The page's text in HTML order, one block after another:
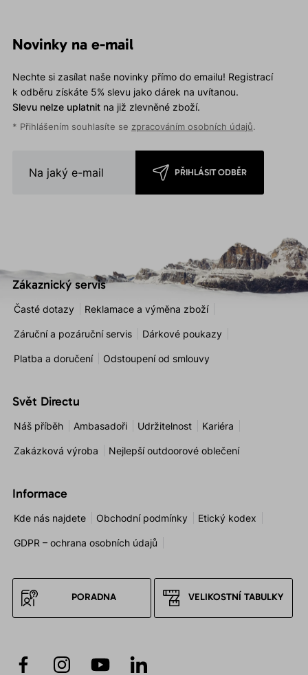
Novinky na e-mail
Nechte si zasílat naše novinky přímo do emailu! Registrací
k odběru získáte 5% slevu jako dárek na uvítanou.
Slevu nelze uplatnitna již zlevněné zboží.
* Přihlášením souhlasíte se zpracováním osobních údajů.
PŘIHLÁSIT ODBĚR
Zákaznický servis
Časté dotazy Reklamace a výměna zboží
Záruční a pozáruční servis Dárkové poukazy
Platba a doručení Odstoupení od smlouvy
Svět Directu
Náš příběh Ambasadoři Udržitelnost Kariéra
Zakázková výroba Nejlepší outdoorové oblečení
Informace
Kde nás najdete Obchodní podmínky Etický kodex
GDPR – ochrana osobních údajů
PORADNA VELIKOSTNÍ TABULKY